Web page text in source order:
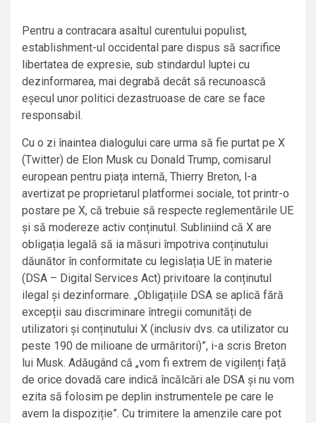
Pentru a contracara asaltul curentului populist,
establishment-ul occidental pare dispus să sacrifice
libertatea de expresie, sub stindardul luptei cu
dezinformarea, mai degrabă decât să recunoască
eșecul unor politici dezastruoase de care se face
responsabil.
Cu o zi înaintea dialogului care urma să fie purtat pe X
(Twitter) de Elon Musk cu Donald Trump, comisarul
european pentru piața internă, Thierry Breton, l-a
avertizat pe proprietarul platformei sociale, tot printr-o
postare pe X, că trebuie să respecte reglementările UE
și să modereze activ conținutul. Subliniind că X are
obligația legală să ia măsuri împotriva conținutului
dăunător în conformitate cu legislația UE în materie
(DSA – Digital Services Act) privitoare la conținutul
ilegal și dezinformare. „Obligațiile DSA se aplică fără
excepții sau discriminare întregii comunități de
utilizatori și conținutului X (inclusiv dvs. ca utilizator cu
peste 190 de milioane de urmăritori)”, i-a scris Breton
lui Musk. Adăugând că „vom fi extrem de vigilenți față
de orice dovadă care indică încălcări ale DSA și nu vom
ezita să folosim pe deplin instrumentele pe care le
avem la dispoziție”. Cu trimitere la amenzile care pot